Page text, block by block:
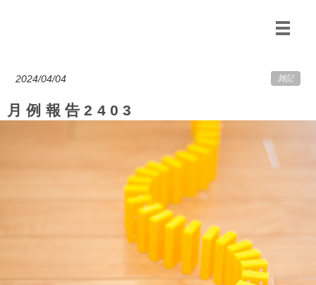
2024/04/04 雑記
月例報告2403